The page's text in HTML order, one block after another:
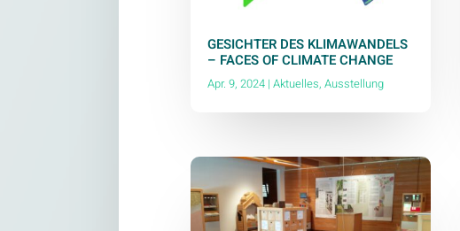
GESICHTER DES KLIMAWANDELS
– FACES OF CLIMATE CHANGE
Apr. 9, 2024 |Aktuelles,Ausstellung